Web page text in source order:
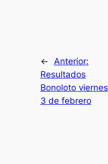
←
Anterior:
Resultados
Bonoloto viernes
3 de febrero